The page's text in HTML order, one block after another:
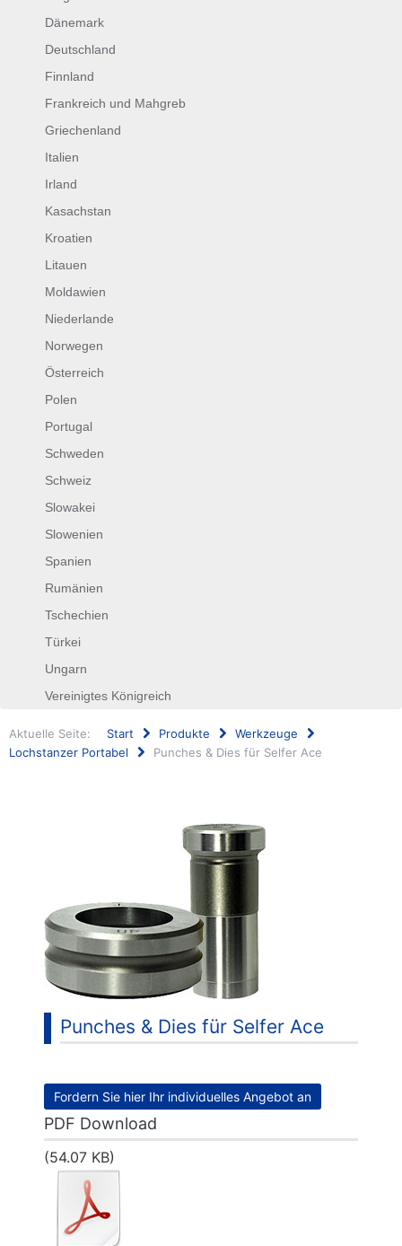
Dänemark
Deutschland
Finnland
Frankreich und Mahgreb
Griechenland
Italien
Irland
Kasachstan
Kroatien
Litauen
Moldawien
Niederlande
Norwegen
Österreich
Polen
Portugal
Schweden
Schweiz
Slowakei
Slowenien
Spanien
Rumänien
Tschechien
Türkei
Ungarn
Vereinigtes Königreich
Aktuelle Seite: Start Produkte
Werkzeuge
Lochstanzer Portabel
Punches & Dies für Selfer Ace
Punches & Dies für Selfer Ace
Fordern Sie hier Ihr individuelles Angebot an
PDF Download
(54.07 KB)